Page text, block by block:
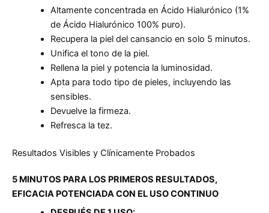
Altamente concentrada en Ácido Hialurónico (1%
de Ácido Hialurónico 100% puro).
Recupera la piel del cansancio en solo 5 minutos.
Unifica el tono de la piel.
Rellena la piel y potencia la luminosidad.
Apta para todo tipo de pieles, incluyendo las
sensibles.
Devuelve la firmeza.
Refresca la tez.
Resultados Visibles y Clínicamente Probados
5 MINUTOS PARA LOS PRIMEROS RESULTADOS,
EFICACIA POTENCIADA CON EL USO CONTINUO